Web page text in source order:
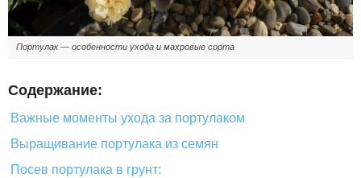
Портулак — особенности ухода и махровые сорта
Содержание:
Важные моменты ухода за портулаком
Выращивание портулака из семян
Посев портулака в грунт: